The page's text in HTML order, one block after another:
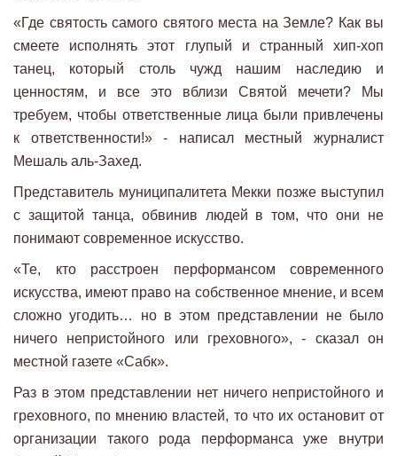
«Где святость самого святого места на Земле? Как вы
смеете исполнять этот глупый и странный хип-хоп
танец, который столь чужд нашим наследию и
ценностям, и все это вблизи Святой мечети? Мы
требуем, чтобы ответственные лица были привлечены
к ответственности!» - написал местный журналист
Мешаль аль-Захед.
Представитель муниципалитета Мекки позже выступил
с защитой танца, обвинив людей в том, что они не
понимают современное искусство.
«Те, кто расстроен перформансом современного
искусства, имеют право на собственное мнение, и всем
сложно угодить… но в этом представлении не было
ничего непристойного или греховного», - сказал он
местной газете «Сабк».
Раз в этом представлении нет ничего непристойного и
греховного, по мнению властей, то что их остановит от
организации такого рода перформанса уже внутри